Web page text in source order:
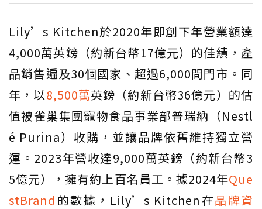
Lily’s Kitchen於2020年即創下年營業額達
4,000萬英鎊（約新台幣17億元）的佳績，產
品銷售遍及30個國家、超過6,000間門市。同
年，以8,500萬英鎊（約新台幣36億元）的估
值被雀巢集團寵物食品事業部普瑞納（Nestl
é Purina）收購，並讓品牌依舊維持獨立營
運。2023年營收達9,000萬英鎊（約新台幣3
5億元），擁有約上百名員工。據2024年Que
stBrand 的數據，Lily’s Kitchen在品牌資